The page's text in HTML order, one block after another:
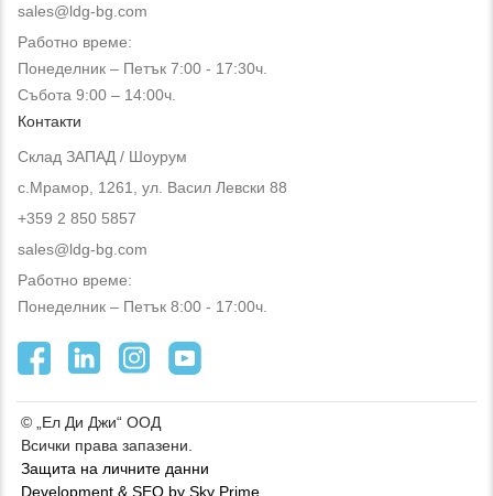
sales@ldg-bg.com
Работно време:
Понеделник – Петък 7:00 - 17:30ч.
Събота 9:00 – 14:00ч.
Контакти
Склад ЗАПАД / Шоурум
с.Мрамор, 1261, ул. Васил Левски 88
+359 2 850 5857
sales@ldg-bg.com
Работно време:
Понеделник – Петък 8:00 - 17:00ч.
© „Ел Ди Джи“ ООД
Всички права запазени.
Защита на личните данни
Development & SEO by Sky Prime